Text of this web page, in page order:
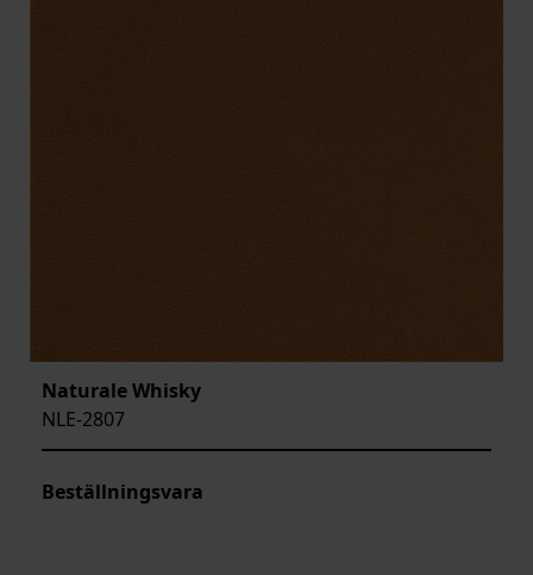
Naturale Whisky
NLE-2807
Beställningsvara